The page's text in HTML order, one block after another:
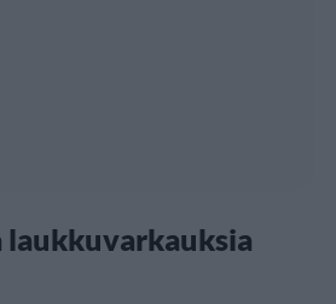
laukkuvarkauksia